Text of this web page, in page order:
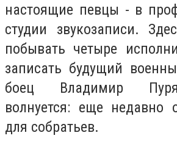
настоящие певцы - в
студии звукозаписи.
побывать четыре
записать будущий
боец ​​Владимир
волнуется: еще недавно
для собратьев.